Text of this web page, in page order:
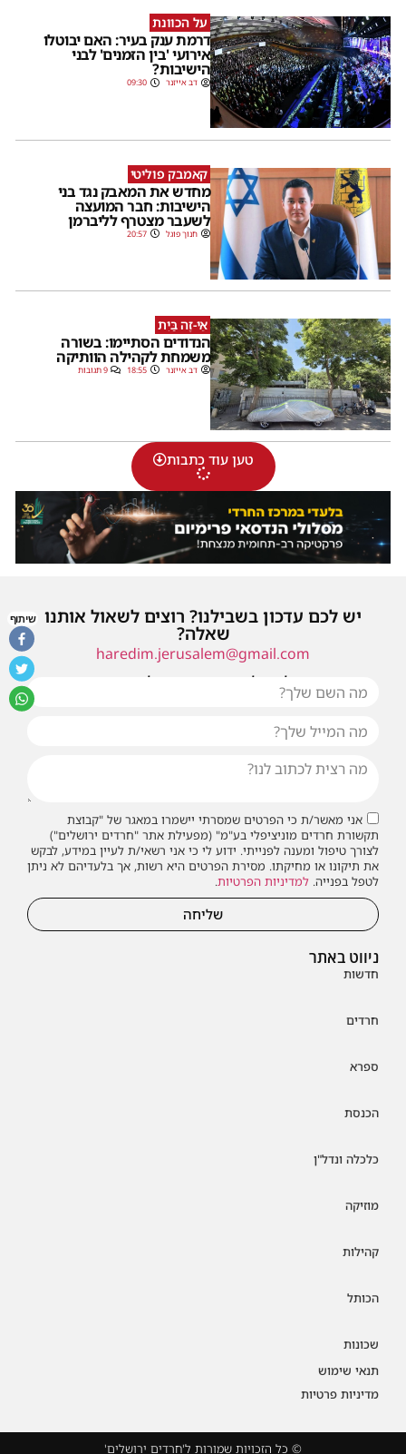
על הכוונת
דרמת ענק בעיר: האם יבוטלו
אירועי 'בין הזמנים' לבני
הישיבות?
דב אייזנר 09:30
קאמבק פוליטי
מחדש את המאבק נגד בני
הישיבות: חבר המועצה
לשעבר מצטרף לליברמן
חנוך פוגל 20:57
אֵי-זֶה בַּיִת
הנדודים הסתיימו: בשורה
משמחת לקהילה הוותיקה
דב אייזנר 18:55 9 תגובות
טען עוד כתבות
ניווט באתר
חדשות
חרדים
ספרא
הכנסת
כלכלה ונדל"ן
מוזיקה
קהילות
הכותל
שכונות
תנאי שימוש
מדיניות פרטיות
יש לכם עדכון בשבילנו? רוצים לשאול אותנו
שאלה?
haredim.jerusalem@gmail.com
או שילחו אלינו פנייה ונחזור אליכם בהקדם
אני מאשר/ת כי הפרטים שמסרתי יישמרו במאגר של "קבוצת
תקשורת חרדים מוניציפלי בע"מ" (מפעילת אתר "חרדים ירושלים")
לצורך טיפול ומענה לפנייתי. ידוע לי כי אני רשאי/ת לעיין במידע, לבקש
את תיקונו או מחיקתו. מסירת הפרטים היא רשות, אך בלעדיהם לא ניתן
לטפל בפנייה. למדיניות הפרטיות.
שליחה
© כל הזכויות שמורות ל'חרדים ירושלים'
שיתוף